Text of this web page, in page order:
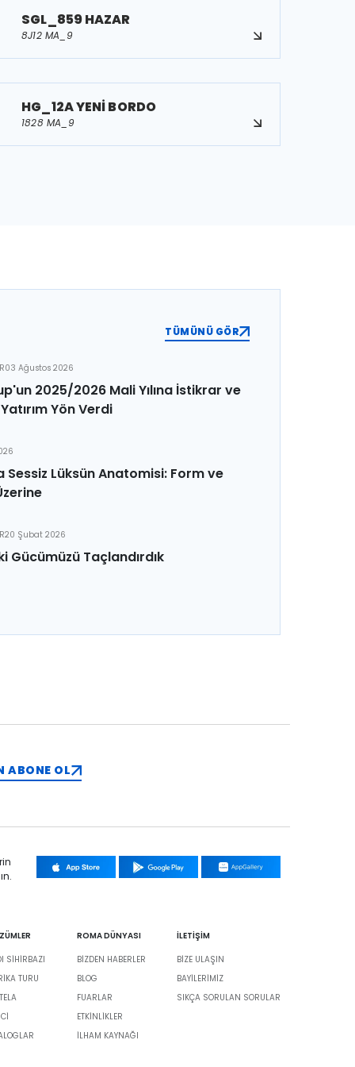
SGL_859 HAZAR
8J12 MA_9
HG_12A YENİ BORDO
1828 MA_9
TÜMÜNÜ GÖR
03 Ağustos 2026
2025/2026 Mali Yılına İstikrar ve
Yön Verdi
Sessiz Lüksün Anatomisi: Form ve
20 Şubat 2026
Gücümüzü Taçlandırdık
ABONE OL
SİHİRBAZI
TURU
ROMA DÜNYASI
BIZDEN HABERLER
BLOG
FUARLAR
ETKINLIKLER
İLHAM KAYNAĞI
İLETİŞİM
BIZE ULAŞIN
BAYILERIMIZ
SIKÇA SORULAN SORULAR